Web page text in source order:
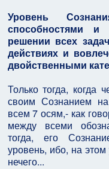
Уровень
способностями и
решении всех
действиях и
двойственными
Только тогда, когда
своим Сознанием
всем 7 осям,- как
между всеми
тогда, его
уровень, ибо, на
нечего...